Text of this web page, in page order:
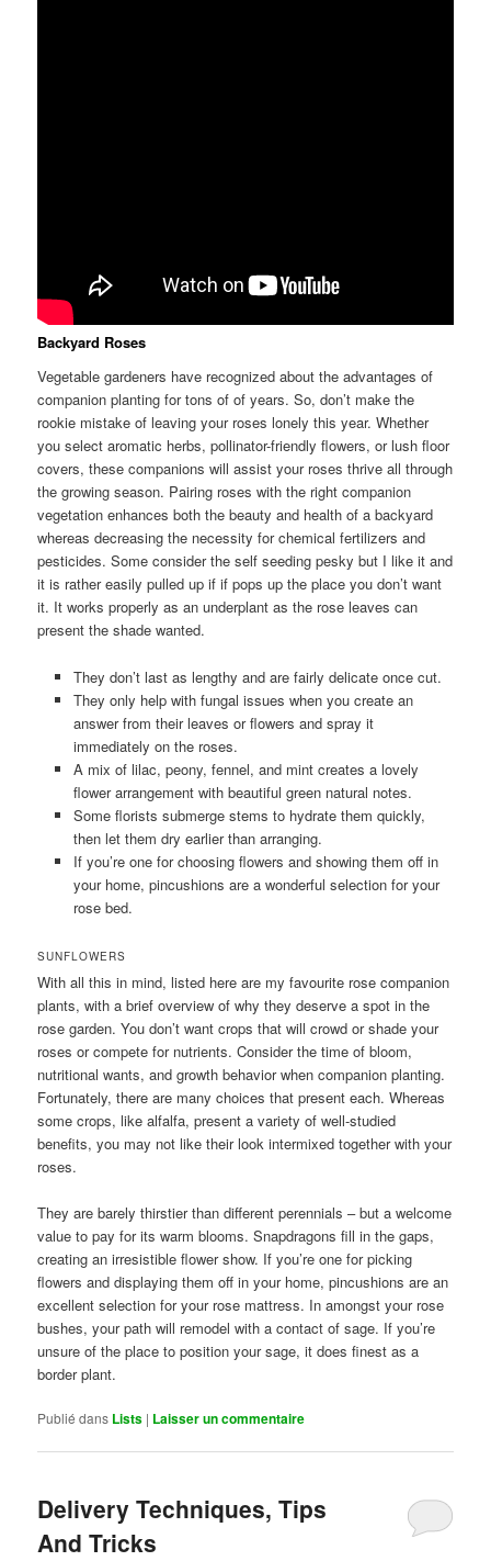
Backyard Roses
Vegetable gardeners have recognized about the advantages of
companion planting for tons of of years. So, don’t make the
rookie mistake of leaving your roses lonely this year. Whether
you select aromatic herbs, pollinator-friendly flowers, or lush floor
covers, these companions will assist your roses thrive all through
the growing season. Pairing roses with the right companion
vegetation enhances both the beauty and health of a backyard
whereas decreasing the necessity for chemical fertilizers and
pesticides. Some consider the self seeding pesky but I like it and
it is rather easily pulled up if if pops up the place you don’t want
it. It works properly as an underplant as the rose leaves can
present the shade wanted.
They don’t last as lengthy and are fairly delicate once cut.
They only help with fungal issues when you create an
answer from their leaves or flowers and spray it
immediately on the roses.
A mix of lilac, peony, fennel, and mint creates a lovely
flower arrangement with beautiful green natural notes.
Some florists submerge stems to hydrate them quickly,
then let them dry earlier than arranging.
If you’re one for choosing flowers and showing them off in
your home, pincushions are a wonderful selection for your
rose bed.
SUNFLOWERS
With all this in mind, listed here are my favourite rose companion
plants, with a brief overview of why they deserve a spot in the
rose garden. You don’t want crops that will crowd or shade your
roses or compete for nutrients. Consider the time of bloom,
nutritional wants, and growth behavior when companion planting.
Fortunately, there are many choices that present each. Whereas
some crops, like alfalfa, present a variety of well-studied
benefits, you may not like their look intermixed together with your
roses.
They are barely thirstier than different perennials – but a welcome
value to pay for its warm blooms. Snapdragons fill in the gaps,
creating an irresistible flower show. If you’re one for picking
flowers and displaying them off in your home, pincushions are an
excellent selection for your rose mattress. In amongst your rose
bushes, your path will remodel with a contact of sage. If you’re
unsure of the place to position your sage, it does finest as a
border plant.
Publié dans Lists | Laisser un commentaire
Delivery Techniques, Tips
And Tricks